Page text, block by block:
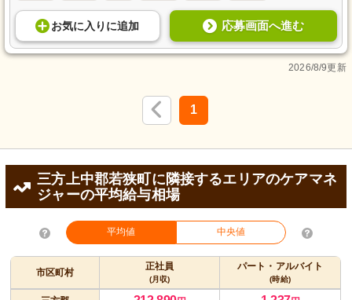
お気に入り に追加 応募画面へ進む
2026/8/9更新
1
三方上中郡若狭町に隣接するエリアのケアマネ
ジャーの平均給与相場
平均値 中央値
市区町村
正社員
(月収)
パート・アルバイト
(時給)